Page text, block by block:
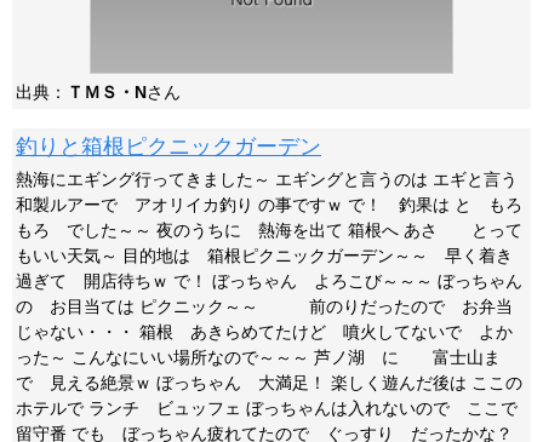
出典： ＴＭＳ・Nさん
釣りと箱根ピクニックガーデン
熱海にエギング行ってきました～ エギングと言うのは エギと言う
和製ルアーで アオリイカ釣り の事ですｗ で！ 釣果は と もろ
もろ でした～～ 夜のうちに 熱海を出て 箱根へ あさ とって
もいい天気～ 目的地は 箱根ピクニックガーデン～～ 早く着き
過ぎて 開店待ちｗ で！ ぼっちゃん よろこび～～～ ぼっちゃん
の お目当ては ピクニック～～ 前のりだったので お弁当
じゃない・・・ 箱根 あきらめてたけど 噴火してないで よか
った～ こんなにいい場所なので～～～ 芦ノ湖 に 富士山ま
で 見える絶景ｗ ぼっちゃん 大満足！ 楽しく遊んだ後は ここの
ホテルで ランチ ビュッフェ ぼっちゃんは入れないので ここで
留守番 でも ぼっちゃん疲れてたので ぐっすり だったかな？